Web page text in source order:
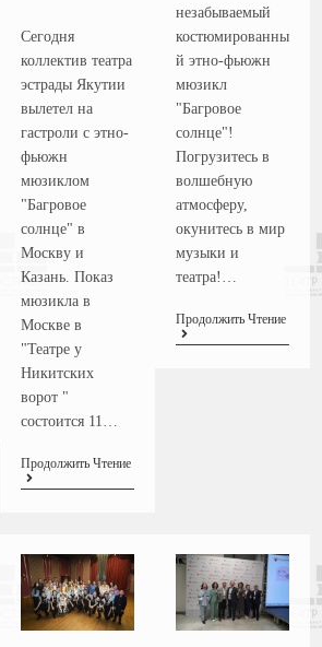
Сегодня
коллектив театра
эстрады Якутии
вылетел на
гастроли с этно-
фьюжн
мюзиклом
"Багровое
солнце" в
Москву и
Казань. Показ
мюзикла в
Москве в
"Театре у
Никитских
ворот "
состоится 11…
Продолжить Чтение
незабываемый
костюмированны
й этно-фьюжн
мюзикл
"Багровое
солнце"!
Погрузитесь в
волшебную
атмосферу,
окунитесь в мир
музыки и
театра!…
Продолжить Чтение